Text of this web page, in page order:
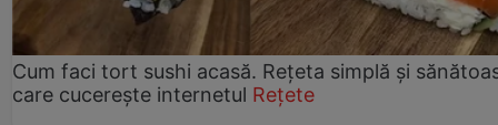
Cum faci tort sushi acasă. Rețeta simplă și
care cucerește internetul Rețete